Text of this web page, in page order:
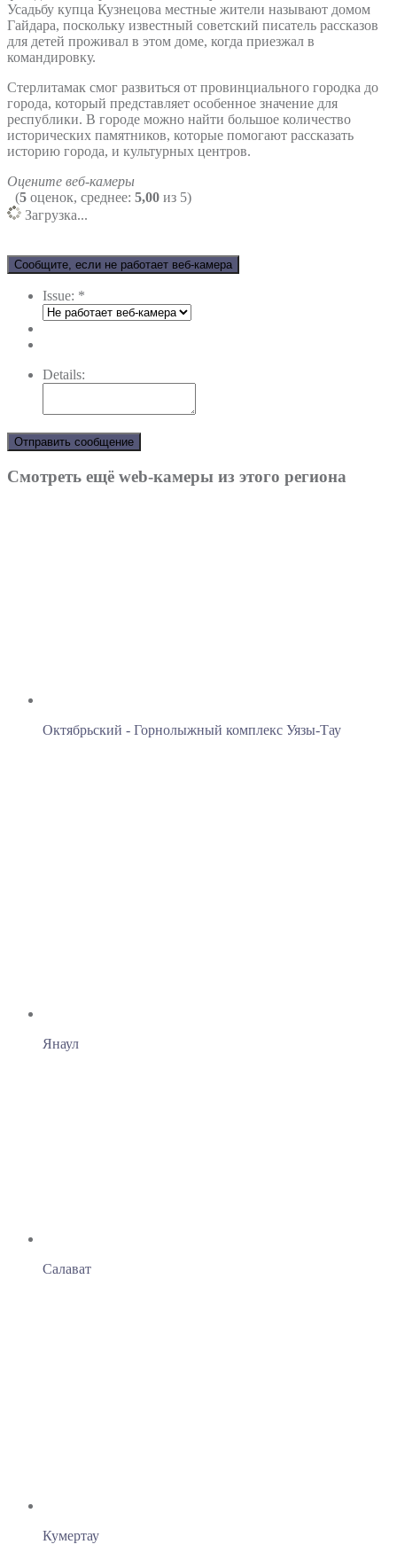
Усадьбу купца Кузнецова местные жители называют домом
Гайдара, поскольку известный советский писатель рассказов
для детей проживал в этом доме, когда приезжал в
командировку.
Стерлитамак смог развиться от провинциального городка до
города, который представляет особенное значение для
республики. В городе можно найти большое количество
исторических памятников, которые помогают рассказать
историю города, и культурных центров.
Оцените веб-камеры
(5 оценок, среднее: 5,00 из 5)
Загрузка...
Сообщите, если не работает веб-камера
Issue: *
Details:
Отправить сообщение
Смотреть ещё web-камеры из этого региона
Октябрьский - Горнолыжный комплекс Уязы-Тау
Янаул
Салават
Кумертау